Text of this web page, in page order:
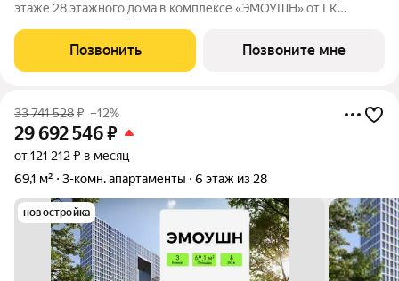
этаже 28 этажного дома в комплексе «ЭМОУШН» от ГК
апартаментов бизнес-класса в престижном районе Хорошёво-
Мнёвники (СЗАО), новый выразительный акцент
Позвонить Позвоните мне
33 741 528₽ –12%
29 692 546₽
от 121 212 ₽ в месяц
69,1 м²
3-комн. апартаменты 6 этаж из 28
новостройка